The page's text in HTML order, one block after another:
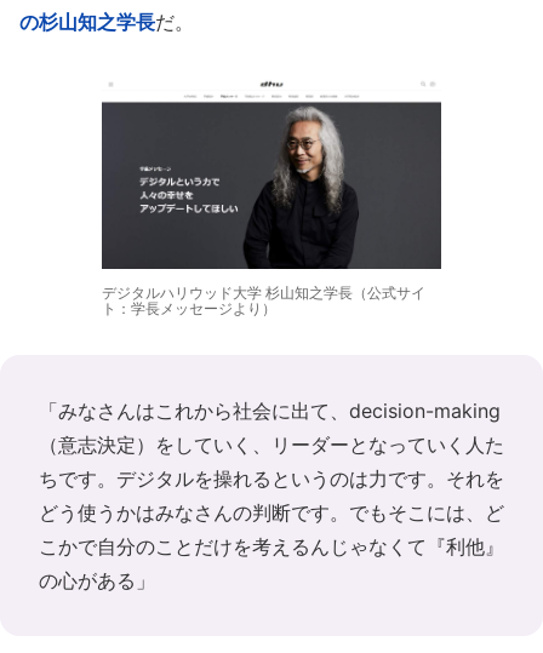
の杉山知之学長だ。
デジタルハリウッド大学 杉山知之学長（公式サイ
ト：学長メッセージより）
「みなさんはこれから社会に出て、decision-making
（意志決定）をしていく、リーダーとなっていく人た
ちです。デジタルを操れるというのは力です。それを
どう使うかはみなさんの判断です。でもそこには、ど
こかで自分のことだけを考えるんじゃなくて『利他』
の心がある」